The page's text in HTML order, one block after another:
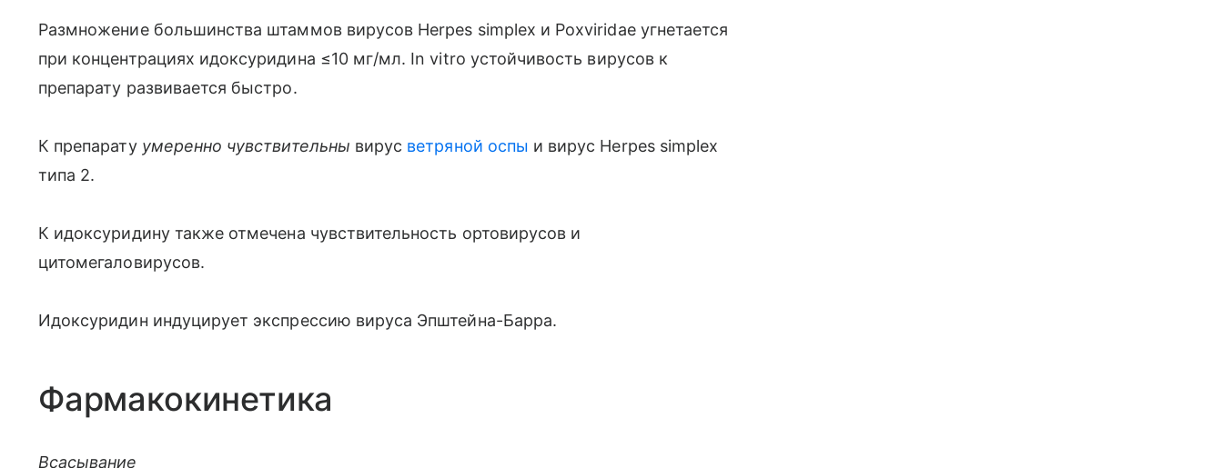
Размножение большинства штаммов вирусов Herpes simplex и Poxviridae угнетается
при концентрациях идоксуридина ≤10 мг/мл. In vitro устойчивость вирусов к
препарату развивается быстро.
К препарату умеренно чувствительны вирус ветряной оспы и вирус Herpes simplex
типа 2.
К идоксуридину также отмечена чувствительность ортовирусов и
цитомегаловирусов.
Идоксуридин индуцирует экспрессию вируса Эпштейна-Барра.
Фармакокинетика
Всасывание